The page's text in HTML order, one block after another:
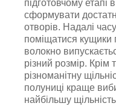
підготовчому етапі
сформувати
отворів. Надалі
поміщатися кущики
волокно
різний розмір.
різноманітну
полуниці краще
найбільшу